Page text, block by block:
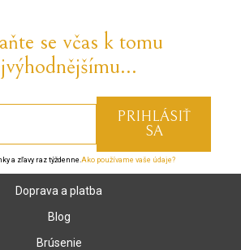
se včas k tomu
a zľavy raz týždenne.Ako používame vaše údaje?
Doprava a platba
Blog
Brúsenie